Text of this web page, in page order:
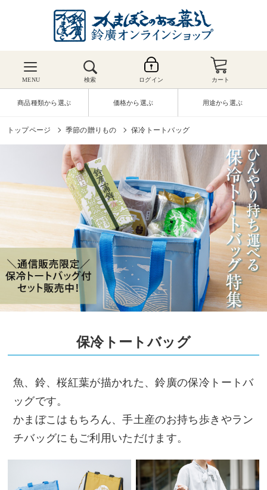
MENU 検索 ログイン カート
商品種類から選ぶ 価格から選ぶ 用途から選ぶ
トップページ 季節の贈りもの 保冷トートバッグ
保冷トートバッグ
魚、鈴、桜紅葉が描かれた、鈴廣の保冷トートバ
ッグです。
かまぼこはもちろん、手土産のお持ち歩きやラン
チバッグにもご利用いただけます。